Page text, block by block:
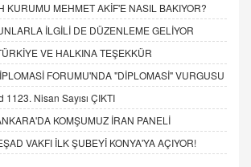
KURUMU MEHMET AKİF'E NASIL BAKIYOR?
İLGİLİ DE DÜZENLEME GELİYOR
VE HALKINA TEŞEKKÜR
FORUMU'NDA "DİPLOMASİ" VURGUSU
1123. Nisan Sayısı ÇIKTI
KOMŞUMUZ İRAN PANELİ
VAKFI İLK ŞUBEYİ KONYA'YA AÇIYOR!